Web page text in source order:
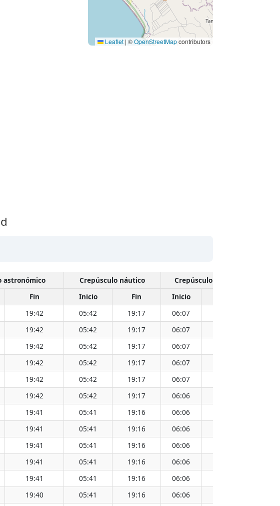
Leaflet | ©OpenStreetMapcontributors
astronómico Crepúsculo náutico
Crepúsculo civil
Fin Inicio Fin Inicio
19:42 05:42 19:17 06:07
19:42 05:42 19:17 06:07
19:42 05:42 19:17 06:07
19:42 05:42 19:17 06:07
19:42 05:42 19:17 06:07
19:42 05:42 19:17 06:06
19:41 05:41 19:16 06:06
19:41 05:41 19:16 06:06
19:41 05:41 19:16 06:06
19:41 05:41 19:16 06:06
19:41 05:41 19:16 06:06
19:40 05:41 19:16 06:06